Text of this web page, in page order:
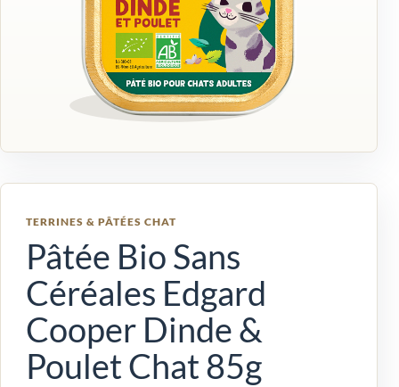
TERRINES & PÂTÉES CHAT
Pâtée Bio Sans
Céréales Edgard
Cooper Dinde &
Poulet Chat 85g